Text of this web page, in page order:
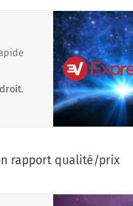
rapport qualité/prix